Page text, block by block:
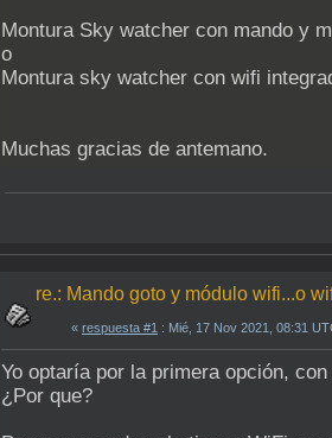
Montura Sky watcher con mando y
o
Montura sky watcher con wifi
Muchas gracias de antemano.
re.: Mando goto y módulo wifi...o
« respuesta #1 : Mié, 17 Nov 2021, 08:31
Yo optaría por la primera opción,
¿Por que?